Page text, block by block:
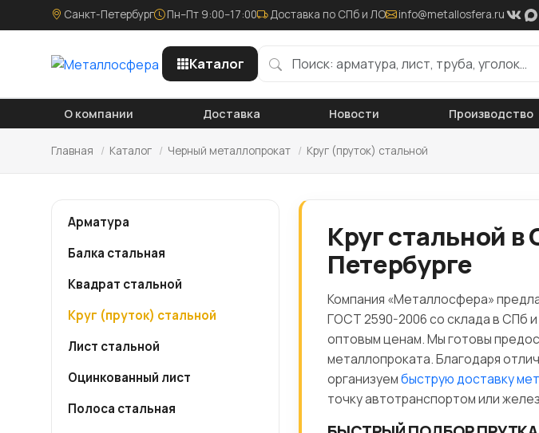
Санкт-Петербург Пн–Пт 9:00–17:00 Доставка по СПб и ЛО info@metallosfera.ru
Каталог
О компании Доставка Новости Производство
Главная / Каталог / Черный металлопрокат / Круг (пруток) стальной
Арматура
Балка стальная
Квадрат стальной
Круг (пруток) стальной
Лист стальной
Оцинкованный лист
Полоса стальная
Круг стальной в
Петербурге
Компания «Металлосфера»
ГОСТ 2590-2006 со склада в СПб
оптовым ценам. Мы готовы
металлопроката. Благодаря
организуембыструю доставку
точку автотранспортом или